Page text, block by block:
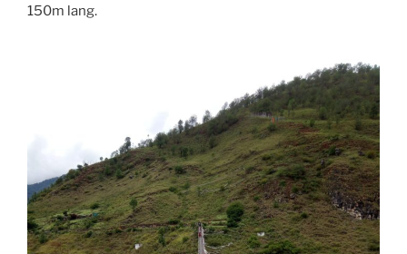
150m lang.